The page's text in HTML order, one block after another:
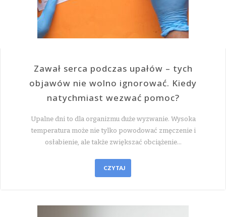
Zawał serca podczas upałów – tych
objawów nie wolno ignorować. Kiedy
natychmiast wezwać pomoc?
Upalne dni to dla organizmu duże wyzwanie. Wysoka
temperatura może nie tylko powodować zmęczenie i
osłabienie, ale także zwiększać obciążenie…
CZYTAJ